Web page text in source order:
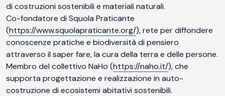
di costruzioni sostenibili e materiali naturali.
Co-fondatore di Squola Praticante
(https://www.squolapraticante.org/), rete per diffondere
conoscenze pratiche e biodiversità di pensiero
attraverso il saper fare, la cura della terra e delle persone.
Membro del collettivo NaHo (https://naho.it/), che
supporta progettazione e realizzazione in auto-
costruzione di ecosistemi abitativi sostenibili.